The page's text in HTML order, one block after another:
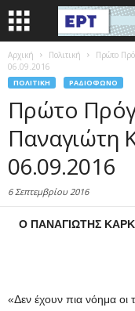
Αρχική Πολιτική
Πρώτο
06.09.2016
ΠΟΛΙΤΙΚΉ ΡΑΔΙΌΦΩΝΟ
Πρώτο
Παναγιώτη
06.09.2016
6 Σεπτεμβρίου 2016
Ο ΠΑΝΑΓΙΩΤΗΣ
«Δεν έχουν πια νόημα οι